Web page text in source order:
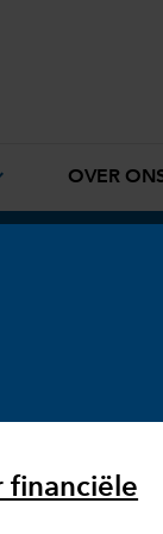
financiële
OVER